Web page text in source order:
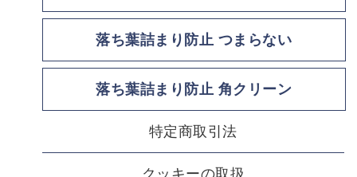
落ち葉詰まり防止 つまらない
落ち葉詰まり防止 角クリーン
特定商取引法